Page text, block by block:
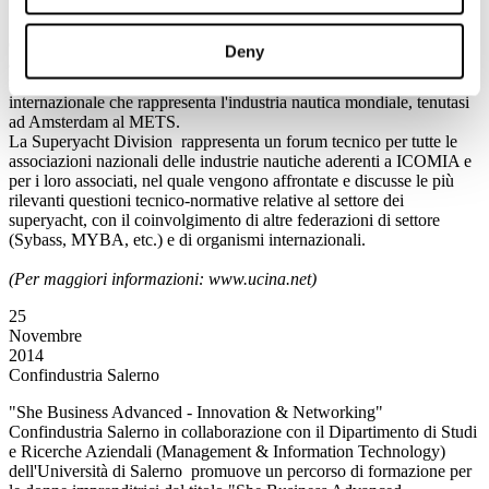
Deny
Stefano Pagani Isnardi, Responsabile dell’Ufficio Studi di UCINA,
è stato eletto chairman dell’ICOMIA Superyacht Division e succede
a Tony Rice, Segretario Generale di ICOMIA. La nomina è stata
ratificata durante l’assemblea plenaria di ICOMIA, l’Associazione
internazionale che rappresenta l'industria nautica mondiale, tenutasi
ad Amsterdam al METS.
La Superyacht Division rappresenta un forum tecnico per tutte le
associazioni nazionali delle industrie nautiche aderenti a ICOMIA e
per i loro associati, nel quale vengono affrontate e discusse le più
rilevanti questioni tecnico-normative relative al settore dei
superyacht, con il coinvolgimento di altre federazioni di settore
(Sybass, MYBA, etc.) e di organismi internazionali.
(Per maggiori informazioni: www.ucina.net)
25
Novembre
2014
Confindustria Salerno
"She Business Advanced - Innovation & Networking"
Confindustria Salerno in collaborazione con il Dipartimento di Studi
e Ricerche Aziendali (Management & Information Technology)
dell'Università di Salerno promuove un percorso di formazione per